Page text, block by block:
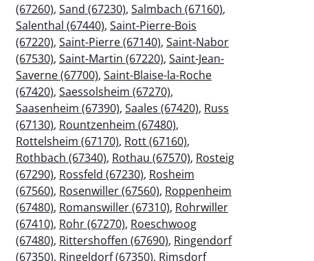
(67260), Sand (67230), Salmbach (67160),
Salenthal (67440), Saint-Pierre-Bois
(67220), Saint-Pierre (67140), Saint-Nabor
(67530), Saint-Martin (67220), Saint-Jean-
Saverne (67700), Saint-Blaise-la-Roche
(67420), Saessolsheim (67270),
Saasenheim (67390), Saales (67420), Russ
(67130), Rountzenheim (67480),
Rottelsheim (67170), Rott (67160),
Rothbach (67340), Rothau (67570), Rosteig
(67290), Rossfeld (67230), Rosheim
(67560), Rosenwiller (67560), Roppenheim
(67480), Romanswiller (67310), Rohrwiller
(67410), Rohr (67270), Roeschwoog
(67480), Rittershoffen (67690), Ringendorf
(67350), Ringeldorf (67350), Rimsdorf